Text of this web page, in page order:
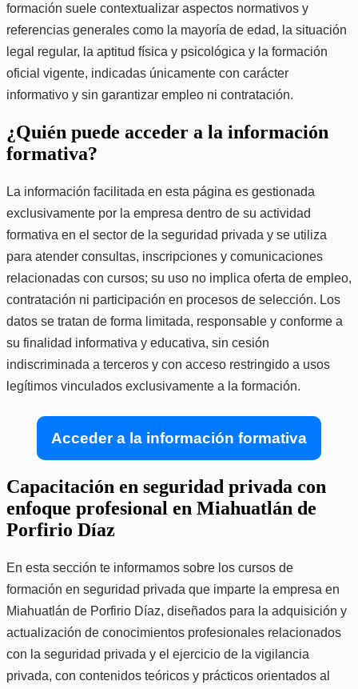
formación suele contextualizar aspectos normativos y
referencias generales como la mayoría de edad, la situación
legal regular, la aptitud física y psicológica y la formación
oficial vigente, indicadas únicamente con carácter
informativo y sin garantizar empleo ni contratación.
¿Quién puede acceder a la información
formativa?
La información facilitada en esta página es gestionada
exclusivamente por la empresa dentro de su actividad
formativa en el sector de la seguridad privada y se utiliza
para atender consultas, inscripciones y comunicaciones
relacionadas con cursos; su uso no implica oferta de empleo,
contratación ni participación en procesos de selección. Los
datos se tratan de forma limitada, responsable y conforme a
su finalidad informativa y educativa, sin cesión
indiscriminada a terceros y con acceso restringido a usos
legítimos vinculados exclusivamente a la formación.
Acceder a la información formativa
Capacitación en seguridad privada con
enfoque profesional en Miahuatlán de
Porfirio Díaz
En esta sección te informamos sobre los cursos de
formación en seguridad privada que imparte la empresa en
Miahuatlán de Porfirio Díaz, diseñados para la adquisición y
actualización de conocimientos profesionales relacionados
con la seguridad privada y el ejercicio de la vigilancia
privada, con contenidos teóricos y prácticos orientados al